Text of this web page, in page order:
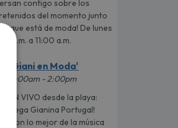
contigo sobre los
del momento junto
que está de moda! De lunes
a.m. a 11:00 a.m.
'Giani en Moda'
11:00am - 2:00pm
EN VIVO desde la playa:
¡llega Gianina Portugal!
Con lo mejor de la música